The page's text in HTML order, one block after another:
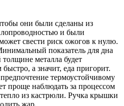
они были сделаны из
и были
свести риск ожогов к нулю.
показатель для дна
металла будет
а значит, еда пригорит.
термоустойчивому
проще наблюдать за процессом
из кастрюли. Ручка крышки